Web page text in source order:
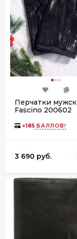
Перчатки
Fascino 200602
+185 БАЛЛОВ!
3 690 руб.